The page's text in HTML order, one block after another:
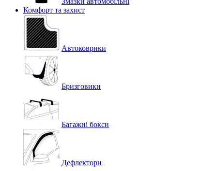
Комфорт та захист
Автоковрики
Бризговики
Багажні бокси
Дефлектори